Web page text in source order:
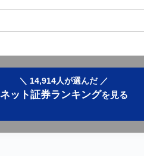
＼ 14,914人が選んだ ／
ネット証券ランキングを見る